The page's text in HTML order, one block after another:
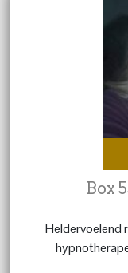
Box
Heldervoelend